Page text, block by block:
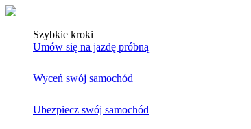
Szybkie kroki
Umów się na jazdę próbną
Wyceń swój samochód
Ubezpiecz swój samochód